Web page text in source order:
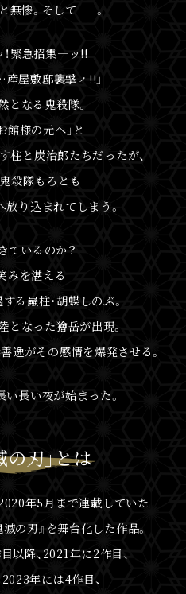
無惨。そして──。
！緊急招集―ッ!!
屋敷邸襲撃ィ!!」
となる鬼殺隊。
館様の元へ」と
柱と炭治郎たちだったが、
殺隊もろとも
放り込まれてしまう。
ているのか？
みを湛える
る蟲柱・胡蝶しのぶ。
となった獪岳が出現。
逸がその感情を爆発させる。
い長い夜が始まった。
の刃」とは
年5月まで連載していた
の刃』を舞台化した作品。
以降、2021年に2作目、
年には4作目、